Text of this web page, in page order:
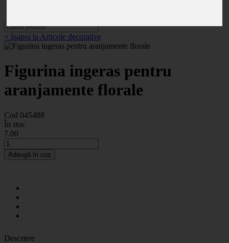
< înapoi la Articole decorative
Figurina ingeras pentru
aranjamente florale
Cod 045488
În stoc
7.00
Adaugă în coș
Descriere